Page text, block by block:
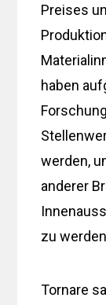
Preises
haben
werden,
anderer
zu
Tornare